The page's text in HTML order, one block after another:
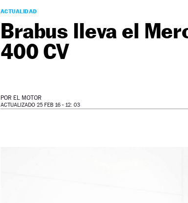
ACTUALIDAD
Brabus lleva el
400 CV
POR EL MOTOR
ACTUALIZADO 25 FEB 16 - 12: 03